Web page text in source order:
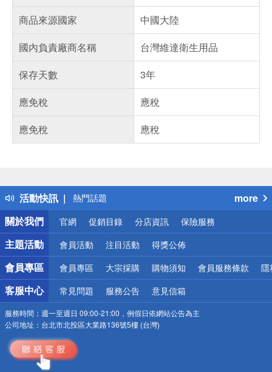
商品來源國家
中國大陸
國內負責廠商名稱
台灣維達衛生用品
保存天數
3年
應免稅
應稅
應免稅
應稅
活動快訊
得獎公告
熱門話題
銀行優惠
偏遠地區配送
詐騙網頁！請小心！
more
關於我們
官網 促銷目錄 分店資訊 保險服務
主題活動 會員活動 注目活動 得獎公佈
會員專區 會員專區 大宗採購 購物須知 會員服務條款 隱
客服中心 常見問題 服務公告 意見信箱
服務時間： 週一至週日 09:00-21:00，例假日依網站公告為主
公司地址： 台北市北投區大業路136號5樓 (台灣)